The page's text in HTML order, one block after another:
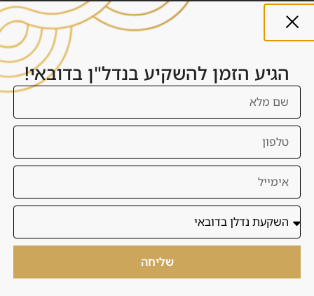
בדובאי אין מס רכישה כמו בישראל, אך יש עלויות רישום, עמלות,
דמי שירות, ניהול, תחזוקה ועלויות עסקה. למשקיע ישראלי יש גם
שיקולי מס בישראל ולכן חשוב להיוועץ בגורם מקצועי.
העברת כספים
לפני חתימה צריך להבין איך הכסף עובר, לאן, באיזה מטבע, לפי
איזה לוח תשלומים ואילו מסמכים נדרשים. דנסיה מסייעת בתכנון
התהליך וחיבור לגורמים רלוונטיים.
ויזה ומעבר לדובאי
בחלק מהמקרים רכישת נכס יכולה להתחבר לשיקולי ויזה או
מעבר לדובאי, אך לא קונים נכס רק בגלל ויזה. קודם בודקים אם
העסקה נכונה, ורק אחר כך אם היא תומכת במטרה רחבה יותר.
הגיע הזמן להשקיע בנדל"ן בדובאי!
שליחה